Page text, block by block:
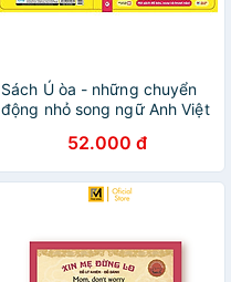
Sách Ú òa - những chuyển
động nhỏ song ngữ Anh Việt
52.000 đ